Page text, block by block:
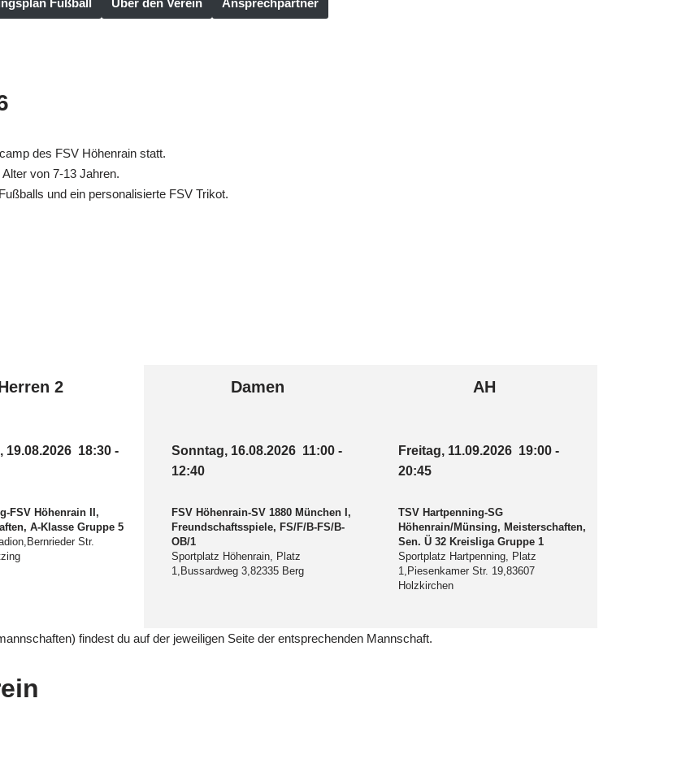
Fußball Über den Verein Ansprechpartner
des FSV Höhenrain statt.
von 7-13 Jahren.
und ein personalisierte FSV Trikot.
2
19.08.2026 18:30 -
FSV Höhenrain II,
A-Klasse Gruppe 5
Str.
Damen
Sonntag, 16.08.2026 11:00 -
12:40
FSV Höhenrain-SV 1880 München I,
Freundschaftsspiele, FS/F/B-FS/B-
OB/1
Sportplatz Höhenrain, Platz
1,Bussardweg 3,82335 Berg
AH
Freitag, 11.09.2026 19:00 -
20:45
TSV Hartpenning-SG
Höhenrain/Münsing, Meisterschaften,
Sen. Ü 32 Kreisliga Gruppe 1
Sportplatz Hartpenning, Platz
1,Piesenkamer Str. 19,83607
Holzkirchen
findest du auf der jeweiligen Seite der entsprechenden Mannschaft.